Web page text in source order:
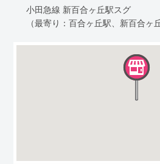
小田急線 新百合ヶ丘駅スグ
（最寄り：百合ヶ丘駅、新百合ヶ